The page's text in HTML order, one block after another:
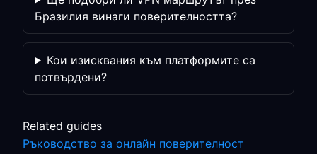
Бразилия винаги поверителността?
Кои изисквания към платформите са
потвърдени?
Related guides
Ръководство за онлайн поверителност